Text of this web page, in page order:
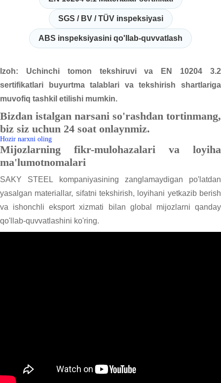
SGS / BV / TÜV inspeksiyasi
ABS inspeksiyasini qo'llab-quvvatlash
Izoh: Uchinchi tomon tekshiruvi va EN 10204 3.2
sertifikatlari buyurtma talablari va tekshirish shartlariga
muvofiq tashkil etilishi mumkin.
Bizdan istalgan narsani so'rashdan tortinmang,
biz siz uchun 24 soat onlaynmiz.
Hozir narxni oling
Mijozlarning fikr-mulohazalari va loyiha
ma'lumotnomalari
SAKY STEEL kompaniyasining zanglamaydigan po'latdan
yasalgan materiallar, sifatni tekshirish, loyihani yetkazib berish
va ishonchli eksport xizmati bilan global mijozlarni qanday
qo'llab-quvvatlashini ko'ring.